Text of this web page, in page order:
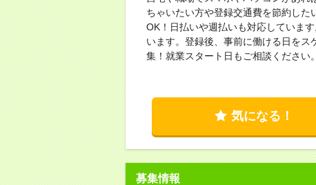
ちゃいたい方や登録交通費を節約し
OK！日払いや週払いも対応していま
います。登録後、事前に働ける日を
集！就業スタート日もご相談ください。
気になる！
募集情報